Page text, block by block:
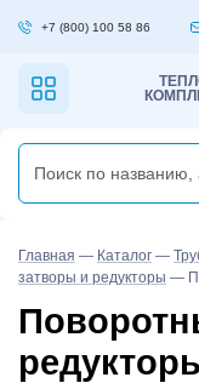
+7 (800) 100 58 86
Главная — Каталог —
затворы и редукторы —